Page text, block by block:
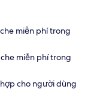
miễn phí trong
miễn phí trong
cho người dùng